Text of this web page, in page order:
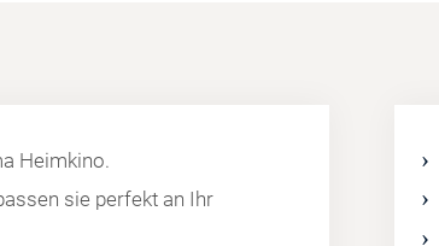
Heimkino.
sie perfekt an Ihr